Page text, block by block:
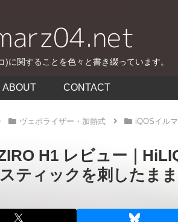
)に関することを色々と書き綴っています。
ABOUT CONTACT
ヴェポライザー・加熱式 iQOSイル
H1 レビュー｜
ティックを刺したま